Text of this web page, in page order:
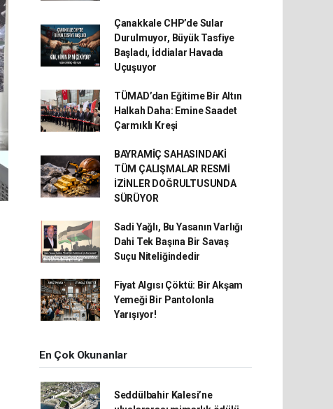
Çanakkale CHP’de Sular
Durulmuyor, Büyük Tasfiye
Başladı, İddialar Havada
Uçuşuyor
TÜMAD’dan Eğitime Bir Altın
Halkah Daha: Emine Saadet
Çarmıklı Kreşi
BAYRAMİÇ SAHASINDAKİ
TÜM ÇALIŞMALAR RESMİ
İZİNLER DOĞRULTUSUNDA
SÜRÜYOR
Sadi Yağlı, Bu Yasanın Varlığı
Dahi Tek Başına Bir Savaş
Suçu Niteliğindedir
Fiyat Algısı Çöktü: Bir Akşam
Yemeği Bir Pantolonla
Yarışıyor!
En Çok Okunanlar
Seddülbahir Kalesi’ne